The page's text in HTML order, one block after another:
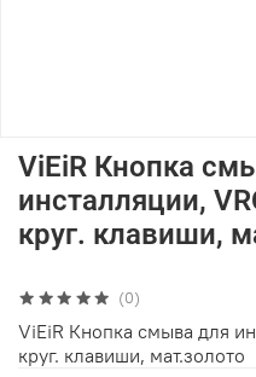
(0)
ViEiR Кнопка
инсталляции,
круг. клавиши,
ViEiR Кнопка смыва для
круг. клавиши, мат.золото